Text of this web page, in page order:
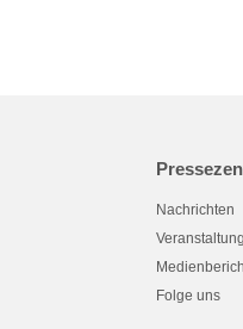
Nachrichten
Folge uns